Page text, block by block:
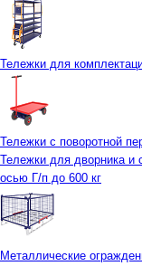
Тележки для
Тележки с поворотной
Тележки для дворника и
осью Г/п до 600 кг
Металлические